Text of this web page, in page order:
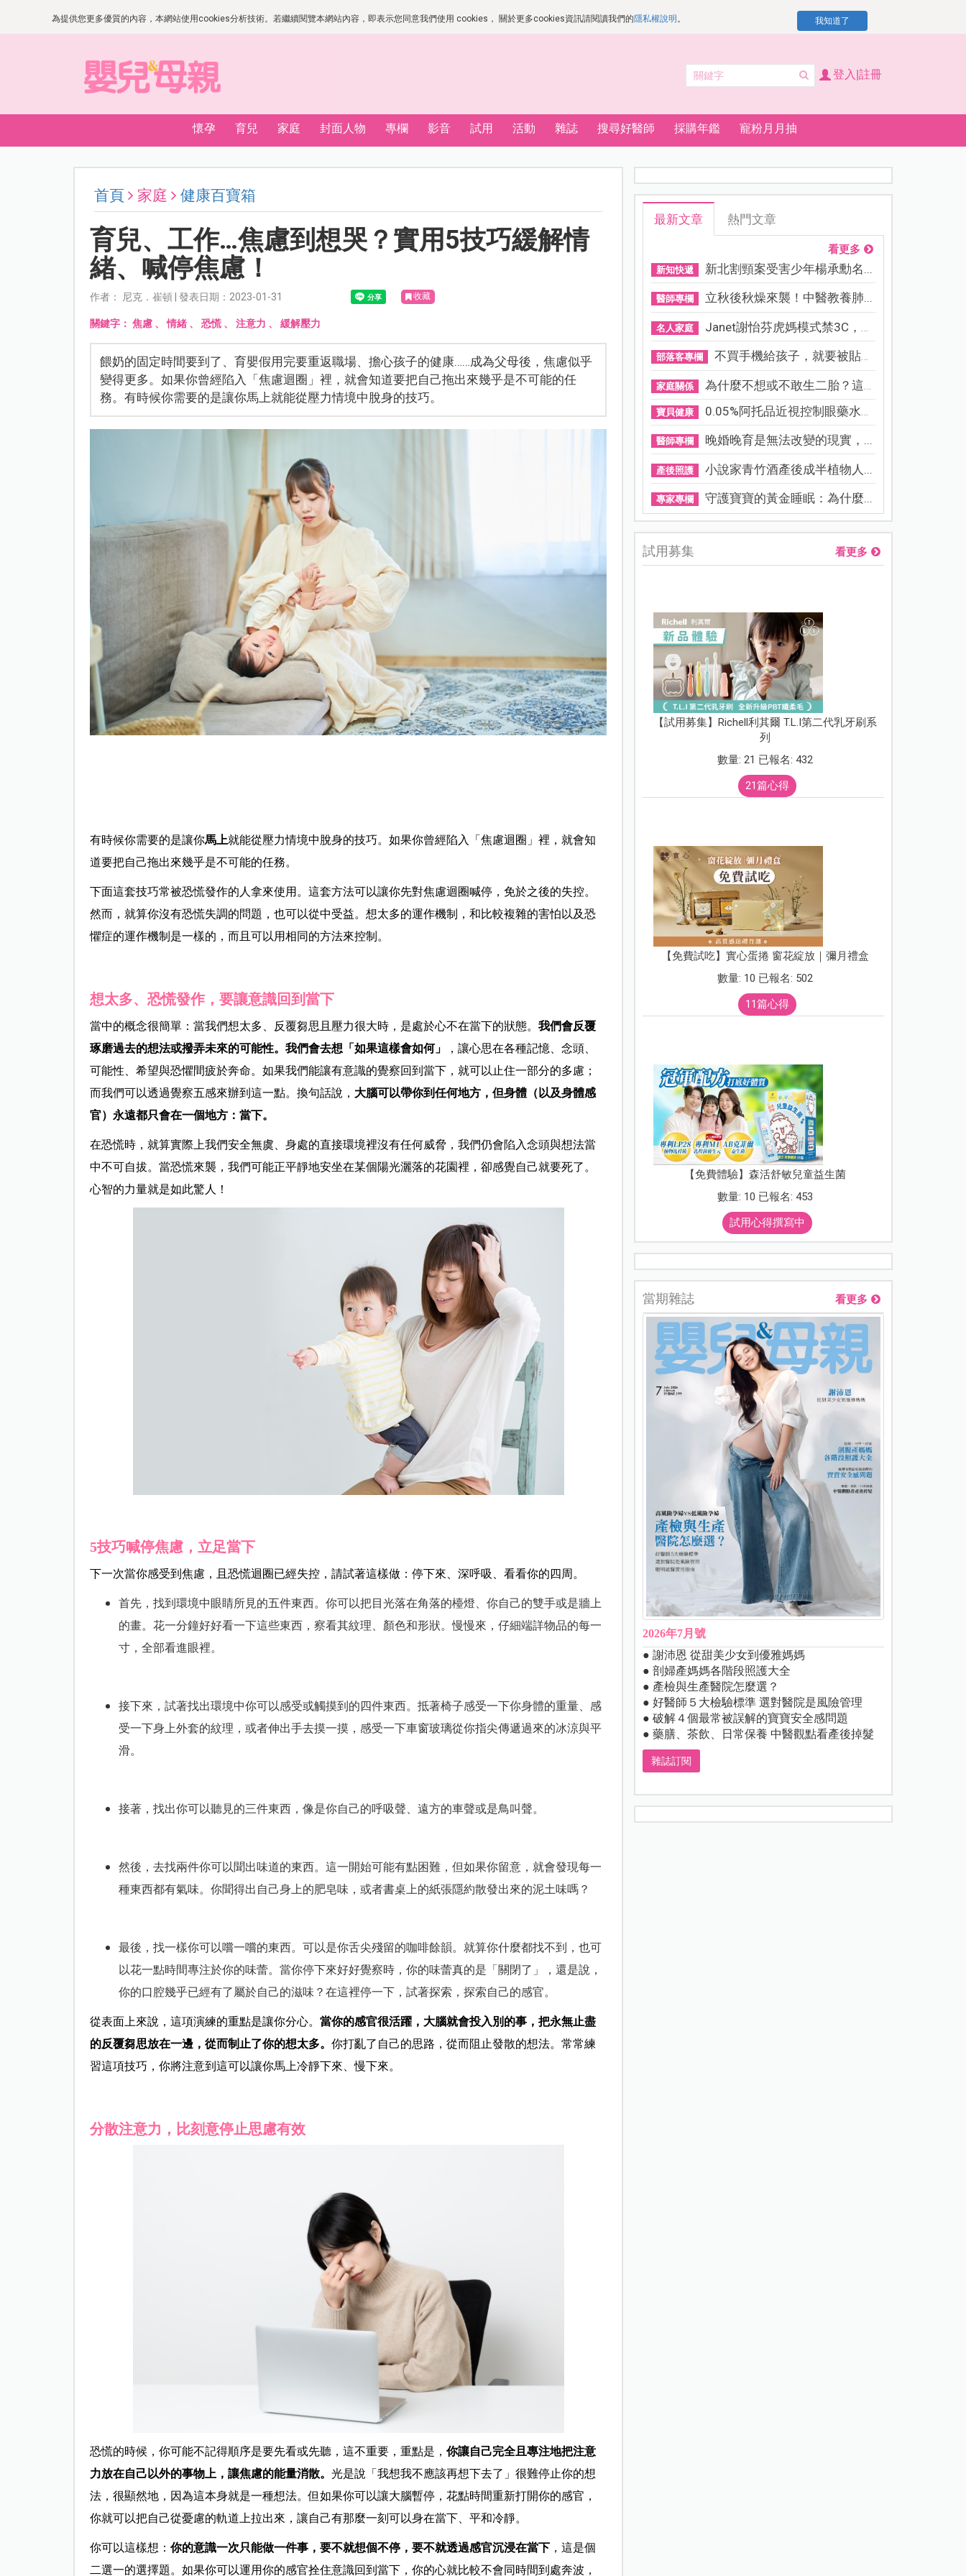
為提供您更多優質的內容，本網站使用cookies分析技術。若繼續閱覽本網站內容，即表示您同意我們使用 cookies， 關於更多cookies資訊請閱讀我們的隱私權說明 。 我知道了
登入|註冊
懷孕 育兒 家庭 封面人物 專欄 影音 試用 活動 雜誌 搜尋好醫師 採購年鑑 寵粉月月抽
首頁 家庭 健康百寶箱
育兒、工作…焦慮到想哭？實用5技巧緩解情
緒、喊停焦慮！
作者： 尼克．崔頓 | 發表日期：2023-01-31 收藏
關鍵字： 焦慮、情緒、 恐慌、 注意力 、 緩解壓力
餵奶的固定時間要到了、育嬰假用完要重返職場、擔心孩子的健康……成為父母後，焦慮似乎
變得更多。如果你曾經陷入「焦慮迴圈」裡，就會知道要把自己拖出來幾乎是不可能的任
務。有時候你需要的是讓你馬上就能從壓力情境中脫身的技巧。
有時候你需要的是讓你馬上就能從壓力情境中脫身的技巧。如果你曾經陷入「焦慮迴圈」裡，就會知
道要把自己拖出來幾乎是不可能的任務。
下面這套技巧常被恐慌發作的人拿來使用。這套方法可以讓你先對焦慮迴圈喊停，免於之後的失控。
然而，就算你沒有恐慌失調的問題，也可以從中受益。想太多的運作機制，和比較複雜的害怕以及恐
懼症的運作機制是一樣的，而且可以用相同的方法來控制。
想太多、恐慌發作，要讓意識回到當下
當中的概念很簡單：當我們想太多、反覆芻思且壓力很大時，是處於心不在當下的狀態。 我們會反覆
琢磨過去的想法或撥弄未來的可能性。我們會去想「如果這樣會如何」
，讓心思在各種記憶、念頭、
可能性、希望與恐懼間疲於奔命。如果我們能讓有意識的覺察回到當下，就可以止住一部分的多慮；
而我們可以透過覺察五感來辦到這一點。換句話說， 大腦可以帶你到任何地方，但身體（以及身體感
官）永遠都只會在一個地方：當下。
在恐慌時，就算實際上我們安全無虞、身處的直接環境裡沒有任何威脅，我們仍會陷入念頭與想法當
中不可自拔。當恐慌來襲，我們可能正平靜地安坐在某個陽光灑落的花園裡，卻感覺自己就要死了。
心智的力量就是如此驚人！
5技巧喊停焦慮，立足當下
下一次當你感受到焦慮，且恐慌迴圈已經失控，請試著這樣做：停下來、深呼吸、看看你的四周。
首先，找到環境中眼睛所見的五件東西。你可以把目光落在角落的檯燈、你自己的雙手或是牆上
的畫。花一分鐘好好看一下這些東西，察看其紋理、顏色和形狀。慢慢來，仔細端詳物品的每一
寸，全部看進眼裡。
接下來，試著找出環境中你可以感受或觸摸到的四件東西。抵著椅子感受一下你身體的重量、感
受一下身上外套的紋理，或者伸出手去摸一摸，感受一下車窗玻璃從你指尖傳遞過來的冰涼與平
滑。
接著，找出你可以聽見的三件東西，像是你自己的呼吸聲、遠方的車聲或是鳥叫聲。
然後，去找兩件你可以聞出味道的東西。這一開始可能有點困難，但如果你留意，就會發現每一
種東西都有氣味。你聞得出自己身上的肥皂味，或者書桌上的紙張隱約散發出來的泥土味嗎？
最後，找一樣你可以嚐一嚐的東西。可以是你舌尖殘留的咖啡餘韻。就算你什麼都找不到，也可
以花一點時間專注於你的味蕾。當你停下來好好覺察時，你的味蕾真的是「關閉了」，還是說，
你的口腔幾乎已經有了屬於自己的滋味？在這裡停一下，試著探索，探索自己的感官。
從表面上來說，這項演練的重點是讓你分心。 當你的感官很活躍，大腦就會投入別的事，把永無止盡
的反覆芻思放在一邊，從而制止了你的想太多。 你打亂了自己的思路，從而阻止發散的想法。常常練
習這項技巧，你將注意到這可以讓你馬上冷靜下來、慢下來。
分散注意力，比刻意停止思慮有效
恐慌的時候，你可能不記得順序是要先看或先聽，這不重要，重點是， 你讓自己完全且 專注地把注意
力放在自己以外的事物上，讓焦慮的能量消散。 光是說「我想我不應該再想下去了」很難停止你的想
法，很顯然地，因為這本身就是一種想法。但如果你可以讓大腦暫停，花點時間重新打開你的感官，
你就可以把自己從憂慮的軌道上拉出來，讓自己有那麼一刻可以身在當下、平和冷靜。
你可以這樣想： 你的意識一次只能做一件事，要不就想個不停，要不就透過感官沉浸在當下，這是個
二選一的選擇題。如果你可以運用你的感官拴住意識回到當下，你的心就比較不會同時間到處奔波，
最新文章 熱門文章
看更多
新知快遞 新北割頸案受害少年楊承勳名...
醫師專欄 立秋後秋燥來襲！中醫教養肺...
名人家庭 Janet謝怡芬虎媽模式禁3C，看...
部落客專欄 不買手機給孩子，就要被貼「...
家庭關係 為什麼不想或不敢生二胎？這8...
寶貝健康 0.05%阿托品近視控制眼藥水納...
醫師專欄 晚婚晚育是無法改變的現實，...
產後照護 小說家青竹酒產後成半植物人...
專家專欄 守護寶寶的黃金睡眠：為什麼...
試用募集 看更多
【試用募集】Richell利其爾 T.L.I第二代乳牙刷系
列
數量: 21 已報名: 432
21篇心得
【免費試吃】實心蛋捲 窗花綻放｜彌月禮盒
數量: 10 已報名: 502
11篇心得
【免費體驗】森活舒敏兒童益生菌
數量: 10 已報名: 453
試用心得撰寫中
當期雜誌 看更多
2026年7月號
● 謝沛恩 從甜美少女到優雅媽媽
● 剖婦產媽媽各階段照護大全
● 產檢與生產醫院怎麼選？
● 好醫師５大檢驗標準 選對醫院是風險管理
● 破解４個最常被誤解的寶寶安全感問題
● 藥膳、茶飲、日常保養 中醫觀點看產後掉髮
雜誌訂閱